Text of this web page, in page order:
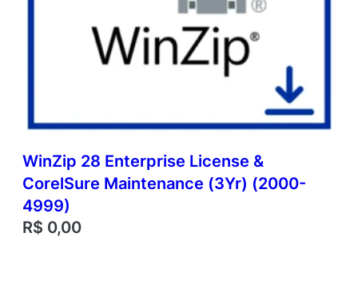
WinZip 28 Enterprise License &
CorelSure Maintenance (3Yr) (2000-
4999)
R$ 0,00